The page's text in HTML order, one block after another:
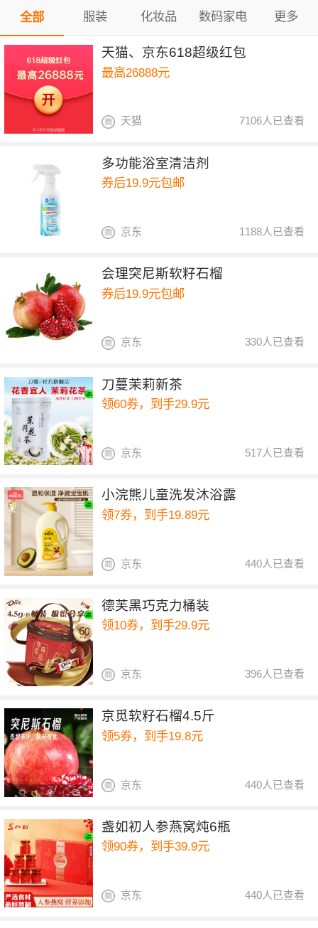
全部 服装 化妆品 数码家电 更多
天猫、京东618超级红包
最高26888元
7106人已查看
天猫
多功能浴室清洁剂
券后19.9元包邮
1188人已查看
京东
会理突尼斯软籽石榴
券后19.9元包邮
330人已查看
京东
刀蔓茉莉新茶
领60券，到手29.9元
517人已查看
京东
小浣熊儿童洗发沐浴露
领7券，到手19.89元
440人已查看
京东
德芙黑巧克力桶装
领10券，到手29.9元
396人已查看
京东
京觅软籽石榴4.5斤
领5券，到手19.8元
440人已查看
京东
盏如初人参燕窝炖6瓶
领90券，到手39.9元
440人已查看
京东